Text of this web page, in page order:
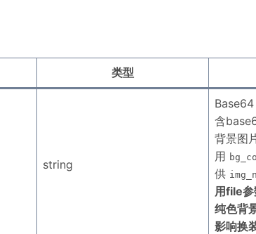
类型
string
含
背景图
用
供
用file参
纯色背
影响换